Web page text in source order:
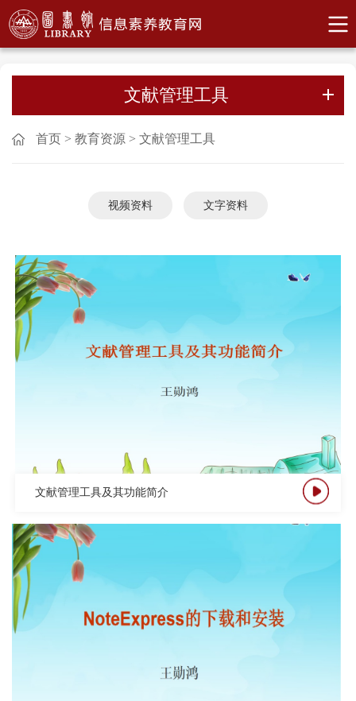
文献管理工具
首页 > 教育资源 > 文献管理工具
视频资料 文字资料
文献管理工具及其功能简介